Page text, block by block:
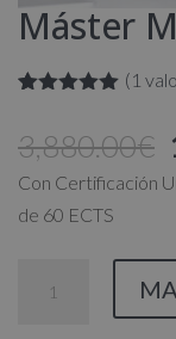
Máster
5 en base
de un
cliente
(1
3,880.00€
Con Certificación
de 60 ECTS